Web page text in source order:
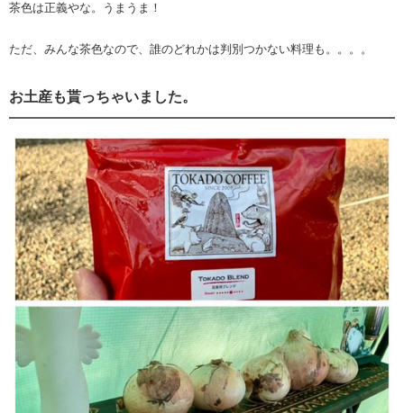
茶色は正義やな。うまうま！
ただ、みんな茶色なので、誰のどれかは判別つかない料理も。。。。
お土産も貰っちゃいました。